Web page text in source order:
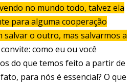
no mundo todo, talvez ela
para alguma cooperação
salvar o outro, mas salvarmos a
convite: como eu ou você
do que temos feito a partir de
para nós é essencial? O que